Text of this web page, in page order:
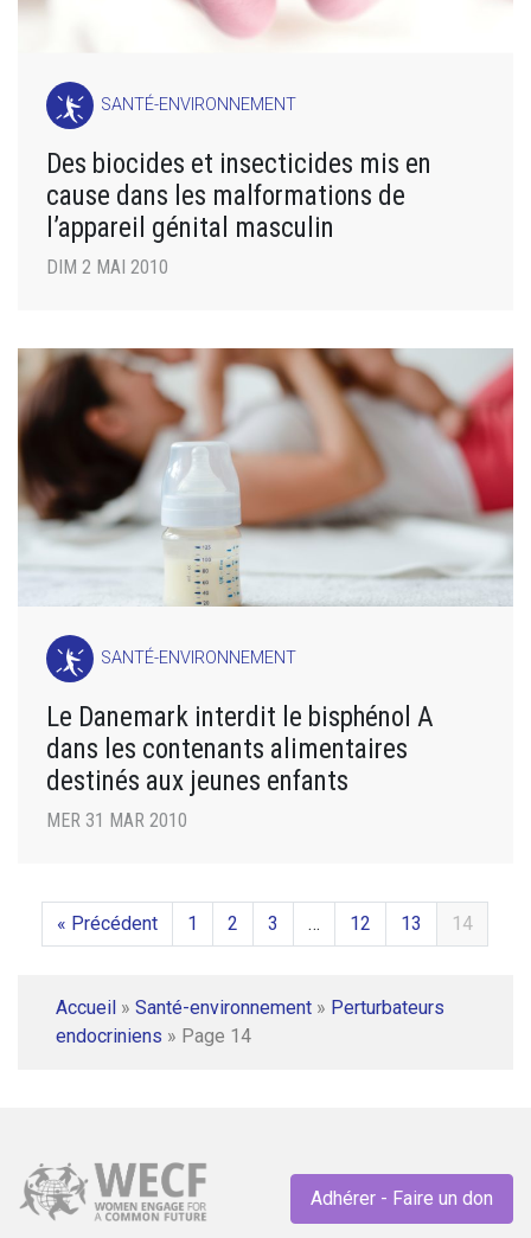
SANTÉ-ENVIRONNEMENT
Des biocides et insecticides mis en
cause dans les malformations de
l’appareil génital masculin
DIM 2 MAI 2010
SANTÉ-ENVIRONNEMENT
Le Danemark interdit le bisphénol A
dans les contenants alimentaires
destinés aux jeunes enfants
MER 31 MAR 2010
« Précédent 1 2 3 … 12 13 14
Accueil » Santé-environnement » Perturbateurs
endocriniens » Page 14
Adhérer - Faire un don